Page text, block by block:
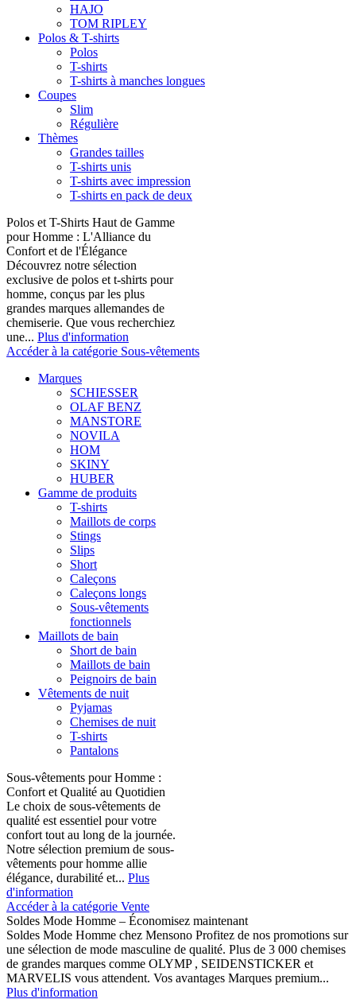
HAJO
TOM RIPLEY
Polos & T-shirts
Polos
T-shirts
T-shirts à manches longues
Coupes
Slim
Régulière
Thèmes
Grandes tailles
T-shirts unis
T-shirts avec impression
T-shirts en pack de deux
Polos et T-Shirts Haut de Gamme
pour Homme : L'Alliance du
Confort et de l'Élégance
Découvrez notre sélection
exclusive de polos et t-shirts pour
homme, conçus par les plus
grandes marques allemandes de
chemiserie. Que vous recherchiez
une... Plus d'information
Accéder à la catégorie Sous-vêtements
Marques
SCHIESSER
OLAF BENZ
MANSTORE
NOVILA
HOM
SKINY
HUBER
Gamme de produits
T-shirts
Maillots de corps
Stings
Slips
Short
Caleçons
Caleçons longs
Sous-vêtements
fonctionnels
Maillots de bain
Short de bain
Maillots de bain
Peignoirs de bain
Vêtements de nuit
Pyjamas
Chemises de nuit
T-shirts
Pantalons
Sous-vêtements pour Homme :
Confort et Qualité au Quotidien
Le choix de sous-vêtements de
qualité est essentiel pour votre
confort tout au long de la journée.
Notre sélection premium de sous-
vêtements pour homme allie
élégance, durabilité et... Plus
d'information
Accéder à la catégorie Vente
Soldes Mode Homme – Économisez maintenant
Soldes Mode Homme chez Mensono Profitez de nos promotions sur
une sélection de mode masculine de qualité. Plus de 3 000 chemises
de grandes marques comme OLYMP , SEIDENSTICKER et
MARVELIS vous attendent. Vos avantages Marques premium...
Plus d'information